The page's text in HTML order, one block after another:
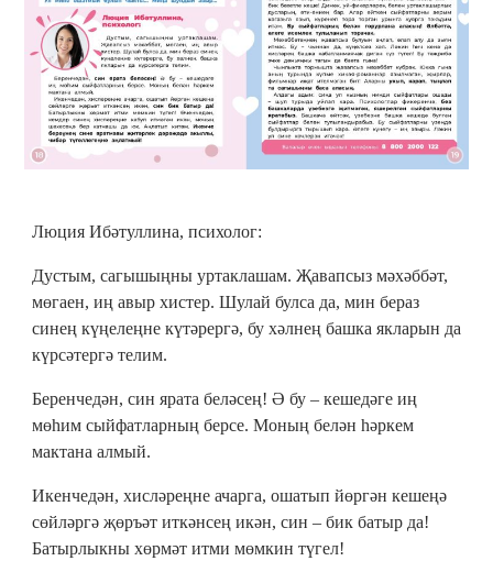
Люция Ибәтуллина, психолог:
Дустым, сагышыңны уртаклашам. Җавапсыз мәхәббәт,
мөгаен, иң авыр хистер. Шулай булса да, мин бераз
синең күңелеңне күтәрергә, бу хәлнең башка якларын да
күрсәтергә телим.
Беренчедән, син ярата беләсең! Ә бу – кешедәге иң
мөһим сыйфатларның берсе. Моның белән һәркем
мактана алмый.
Икенчедән, хисләреңне ачарга, ошатып йөргән кешеңә
сөйләргә җөръәт иткәнсең икән, син – бик батыр да!
Батырлыкны хөрмәт итми мөмкин түгел!